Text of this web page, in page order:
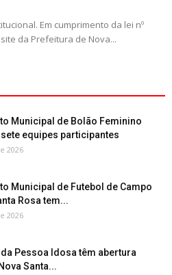
Em cumprimento da lei nº
da Prefeitura de Nova...
Municipal de Bolão Feminino
equipes participantes
2026
Municipal de Futebol de Campo
Rosa tem...
2026
Pessoa Idosa têm abertura
Santa...